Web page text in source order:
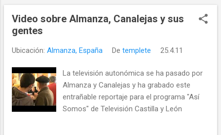
Cristina de Valmadrigal, Santa María del
Villaselán, Villazanzo de Valderaduey y
Zona de Sahagún. Pinchando en el siguiente
enlace teneis la relación de candidaturas
presentadas en cada municipio y sus
pedanías, así como el número de
Video sobre Almanza, Canalejas y sus
gentes
Ubicación: Almanza, España De templete 25.4.11
La televisión autonómica se ha pasado por
Almanza y Canalejas y ha grabado este
entrañable reportaje para el programa "Así
Somos" de Televisión Castilla y León